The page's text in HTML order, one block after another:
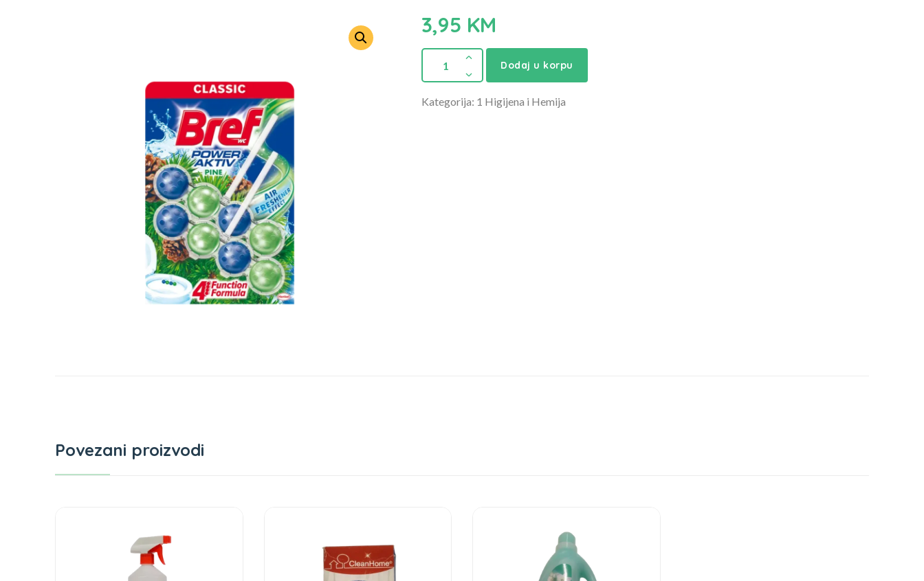
3,95 KM
Dodaj u korpu
Kategorija: 1 Higijena i Hemija
Povezani proizvodi